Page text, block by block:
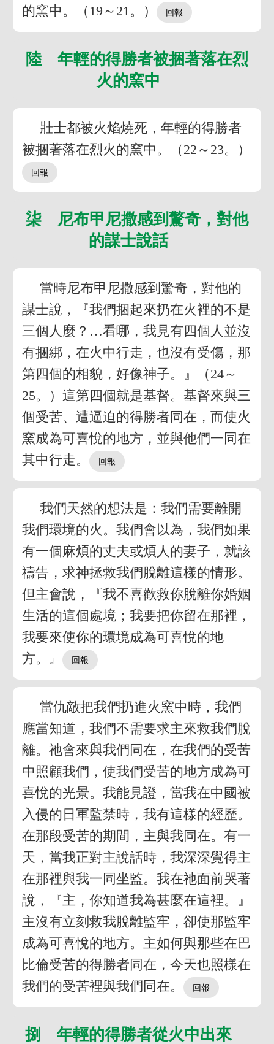
的窯中。（19～21。）
陸 年輕的得勝者被捆著落在烈
火的窯中
壯士都被火焰燒死，年輕的得勝者
被捆著落在烈火的窯中。（22～23。）
柒 尼布甲尼撒感到驚奇，對他
的謀士說話
當時尼布甲尼撒感到驚奇，對他的
謀士說，『我們捆起來扔在火裡的不是
三個人麼？…看哪，我見有四個人並沒
有捆綁，在火中行走，也沒有受傷，那
第四個的相貌，好像神子。』（24～
25。）這第四個就是基督。基督來與三
個受苦、遭逼迫的得勝者同在，而使火
窯成為可喜悅的地方，並與他們一同在
其中行走。
我們天然的想法是：我們需要離開
我們環境的火。我們會以為，我們如果
有一個麻煩的丈夫或煩人的妻子，就該
禱告，求神拯救我們脫離這樣的情形。
但主會說，『我不喜歡救你脫離你婚姻
生活的這個處境；我要把你留在那裡，
我要來使你的環境成為可喜悅的地
方。』
當仇敵把我們扔進火窯中時，我們
應當知道，我們不需要求主來救我們脫
離。祂會來與我們同在，在我們的受苦
中照顧我們，使我們受苦的地方成為可
喜悅的光景。我能見證，當我在中國被
入侵的日軍監禁時，我有這樣的經歷。
在那段受苦的期間，主與我同在。有一
天，當我正對主說話時，我深深覺得主
在那裡與我一同坐監。我在祂面前哭著
說，『主，你知道我為甚麼在這裡。』
主沒有立刻救我脫離監牢，卻使那監牢
成為可喜悅的地方。主如何與那些在巴
比倫受苦的得勝者同在，今天也照樣在
我們的受苦裡與我們同在。
捌 年輕的得勝者從火中出來